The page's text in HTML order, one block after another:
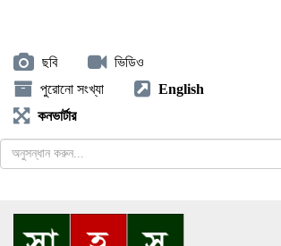
ছবি
ভিডিও
পুরোনো সংখ্যা
English
কনভার্টার